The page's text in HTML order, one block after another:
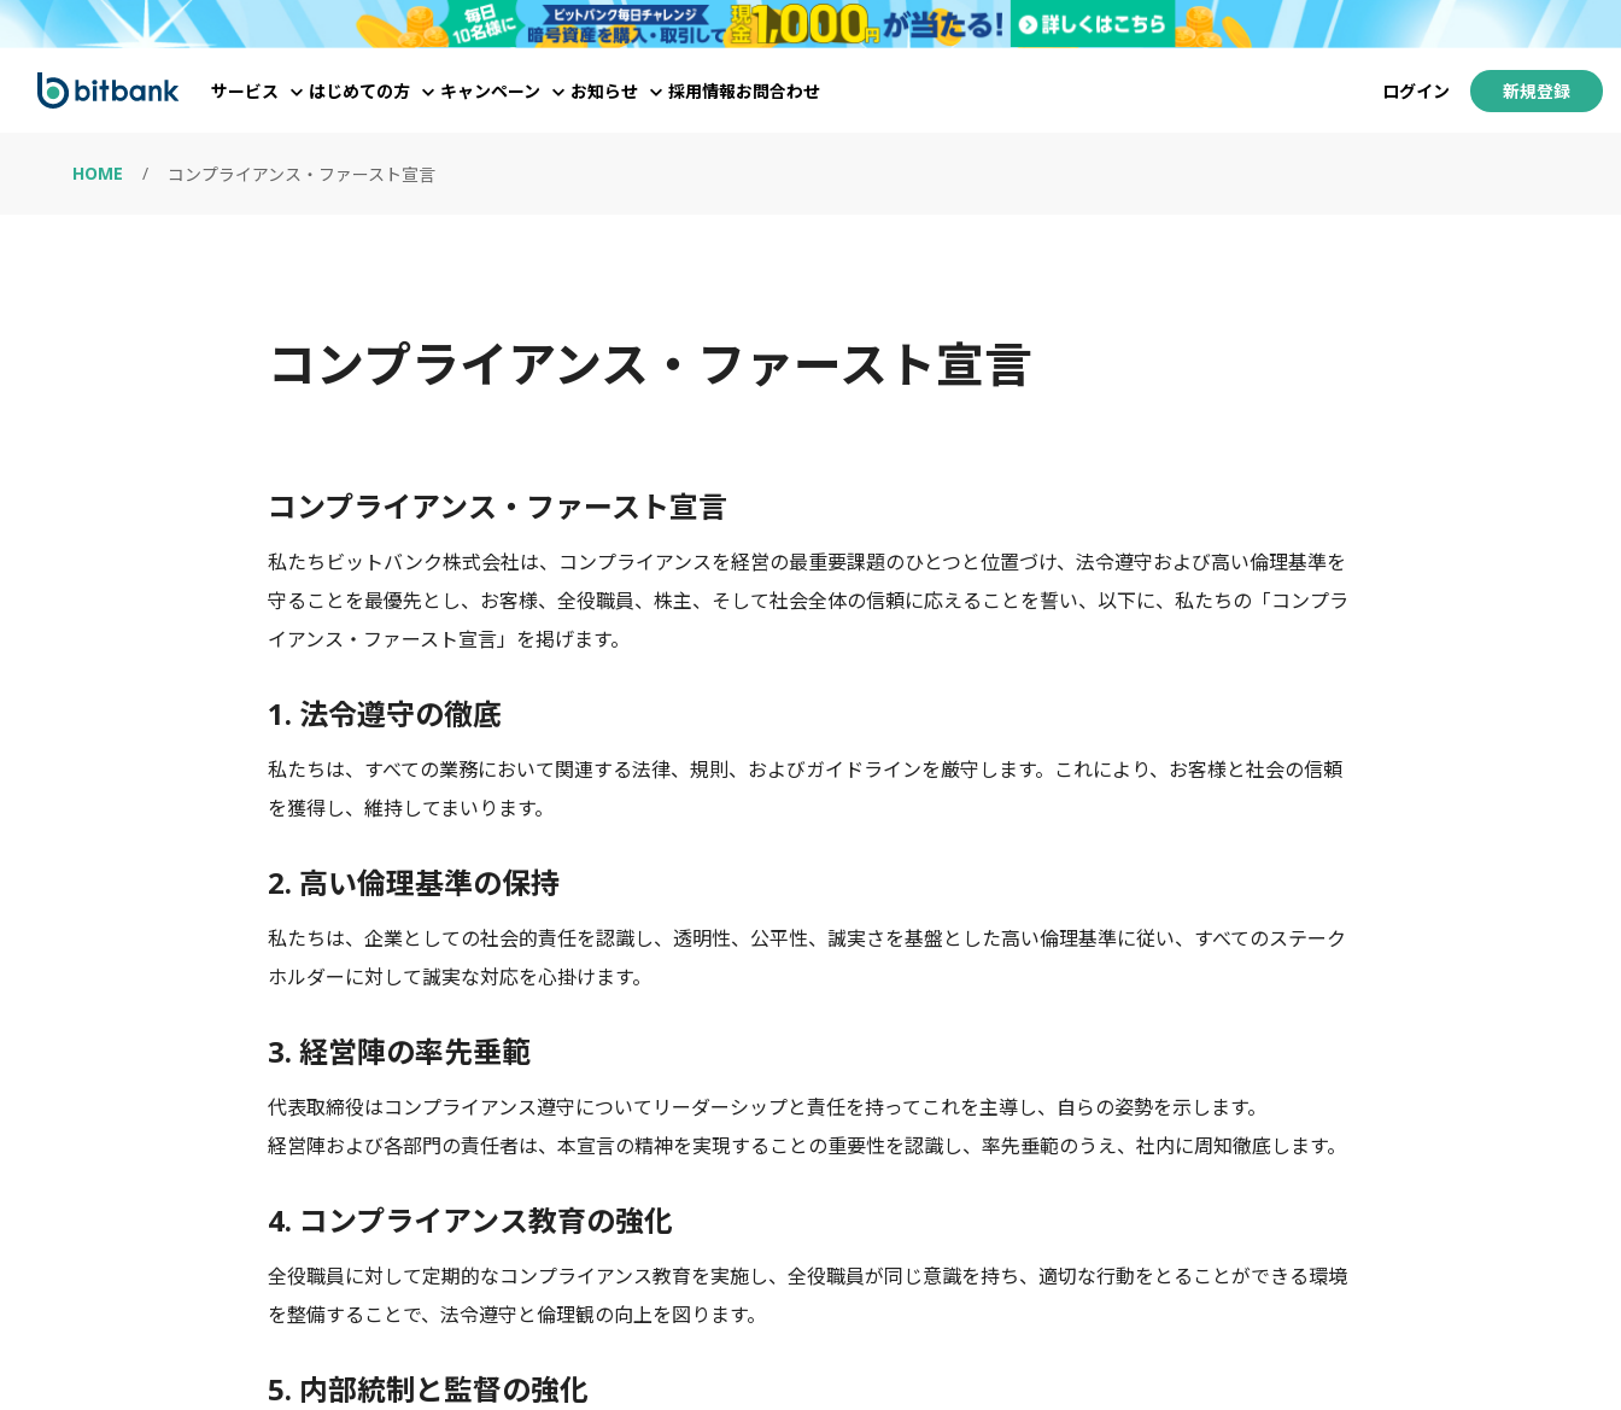
サービス はじめての方 キャンペーン お知らせ 採用情報お問合わせ ログイン 新規登録
HOME / コンプライアンス・ファースト宣言
コンプライアンス・ファースト宣言
コンプライアンス・ファースト宣言
私たちビットバンク株式会社は、コンプライアンスを経営の最重要課題のひとつと位置づけ、法令遵守および高い倫理基準を
守ることを最優先とし、お客様、全役職員、株主、そして社会全体の信頼に応えることを誓い、以下に、私たちの「コンプラ
イアンス・ファースト宣言」を掲げます。
1. 法令遵守の徹底
私たちは、すべての業務において関連する法律、規則、およびガイドラインを厳守します。これにより、お客様と社会の信頼
を獲得し、維持してまいります。
2. 高い倫理基準の保持
私たちは、企業としての社会的責任を認識し、透明性、公平性、誠実さを基盤とした高い倫理基準に従い、すべてのステーク
ホルダーに対して誠実な対応を心掛けます。
3. 経営陣の率先垂範
代表取締役はコンプライアンス遵守についてリーダーシップと責任を持ってこれを主導し、自らの姿勢を示します。
経営陣および各部門の責任者は、本宣言の精神を実現することの重要性を認識し、率先垂範のうえ、社内に周知徹底します。
4. コンプライアンス教育の強化
全役職員に対して定期的なコンプライアンス教育を実施し、全役職員が同じ意識を持ち、適切な行動をとることができる環境
を整備することで、法令遵守と倫理観の向上を図ります。
5. 内部統制と監督の強化